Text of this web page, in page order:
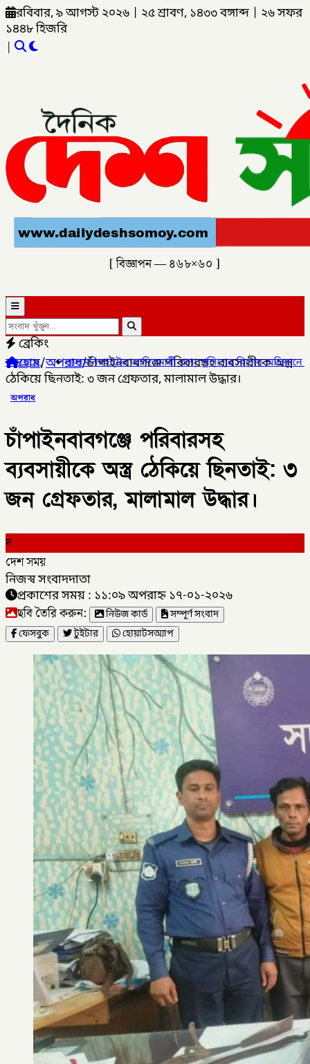
রবিবার, ৯ আগস্ট ২০২৬ ২৫ শ্রাবণ, ১৪৩৩ বঙ্গাব্দ
২৬ সফর
১৪৪৮ হিজরি
|
[ বিজ্ঞাপন — ৪৬৮×৬০ ]
ব্রেকিং
আদিতমারী থানা পুলিশের বিশেষ অভিযানে , মাদক সম্রাট মাইদুল
হোম/অপরাধ/চাঁপাইনবাবগঞ্জে পরিবারসহ ব্যবসায়ীকে অস্ত্র
ঠেকিয়ে ছিনতাই: ৩ জন গ্রেফতার, মালামাল উদ্ধার।
অপরাধ
চাঁপাইনবাবগঞ্জে পরিবারসহ
ব্যবসায়ীকে অস্ত্র ঠেকিয়ে ছিনতাই: ৩
জন গ্রেফতার, মালামাল উদ্ধার।
দ
দেশ সময়
নিজস্ব সংবাদদাতা
প্রকাশের সময় : ১১:০৯ অপরাহ্ন ১৭-০১-২০২৬
ছবি তৈরি করুন: নিউজ কার্ড
সম্পূর্ণ সংবাদ
ফেসবুক
টুইটার হোয়াটসঅ্যাপ